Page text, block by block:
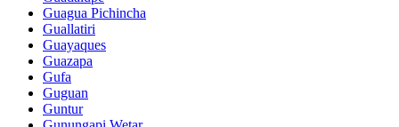
Guagua Pichincha
Guallatiri
Guayaques
Guazapa
Gufa
Guguan
Guntur